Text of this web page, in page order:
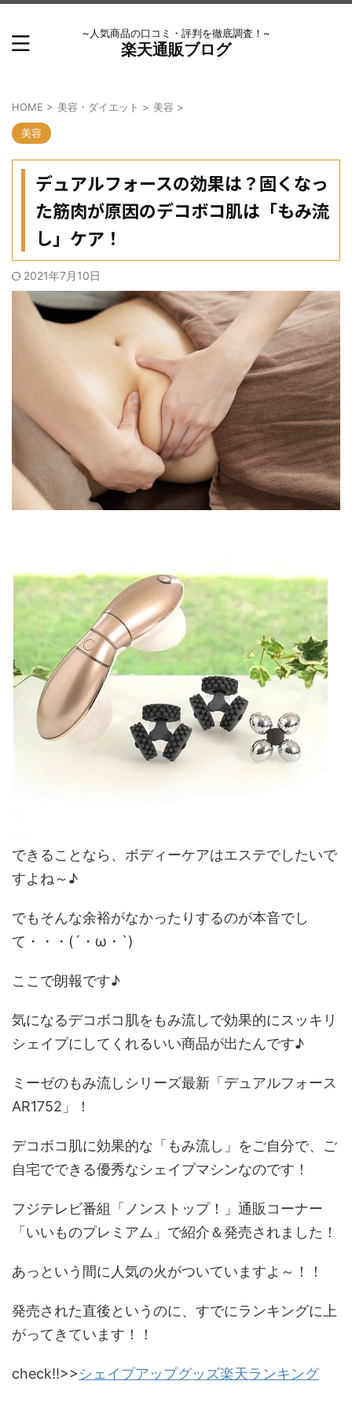
~人気商品の口コミ・評判を徹底調査！~
楽天通販ブログ
HOME > 美容・ダイエット > 美容 >
美容
デュアルフォースの効果は？固くなっ
た筋肉が原因のデコボコ肌は「もみ流
し」ケア！
2021年7月10日
できることなら、ボディーケアはエステでしたいで
すよね～♪
でもそんな余裕がなかったりするのが本音でし
て・・・(´・ω・`)
ここで朗報です♪
気になるデコボコ肌をもみ流しで効果的にスッキリ
シェイプにしてくれるいい商品が出たんです♪
ミーゼのもみ流しシリーズ最新「デュアルフォース
AR1752」！
デコボコ肌に効果的な「もみ流し」をご自分で、ご
自宅でできる優秀なシェイプマシンなのです！
フジテレビ番組「ノンストップ！」通販コーナー
「いいものプレミアム」で紹介＆発売されました！
あっという間に人気の火がついていますよ～！！
発売された直後というのに、すでにランキングに上
がってきています！！
check‼>>シェイプアップグッズ楽天ランキング